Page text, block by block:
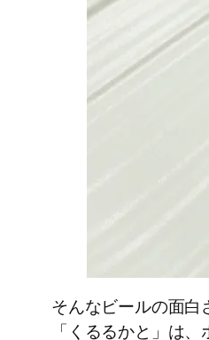
そんなビールの面白
「くるるかと」は